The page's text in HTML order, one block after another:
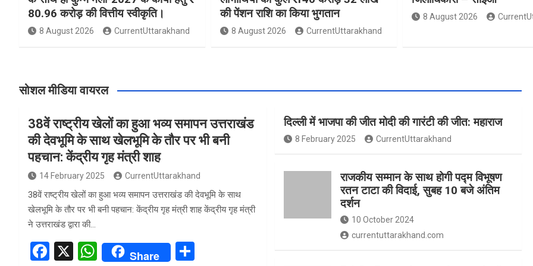
80.96 करोड़ की वित्तीय स्वीकृति।
8 August 2026 CurrentUttarakhand
की पेंशन राशि का किया भुगतान
8 August 2026 CurrentUttarakhand
8 August 2026
सोशल मीडिया वायरल
38वें राष्ट्रीय खेलों का हुआ भव्य समापन उत्तराखंड
की देवभूमि के साथ खेलभूमि के तौर पर भी बनी
पहचान: केंद्रीय गृह मंत्री शाह
14 February 2025 CurrentUttarakhand
38वें राष्ट्रीय खेलों का हुआ भव्य समापन उत्तराखंड की देवभूमि के साथ
खेलभूमि के तौर पर भी बनी पहचान: केंद्रीय गृह मंत्री शाह केंद्रीय गृह मंत्री
ने उत्तराखंड द्वारा की…
F
X
W
Share
दिल्ली में भाजपा की जीत मोदी की गारंटी की जीत: महाराज
8 February 2025 CurrentUttarakhand
राजकीय सम्मान के साथ होगी पद्म विभूषण
रतन टाटा की विदाई, सुबह 10 बजे अंतिम
दर्शन
10 October 2024
currentuttarakhand.com